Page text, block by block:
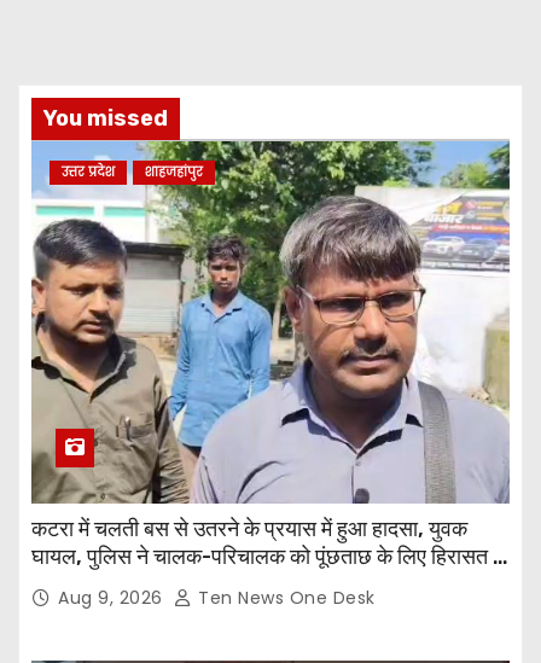
You missed
उत्तर प्रदेश शाहजहांपुर
कटरा में चलती बस से उतरने के प्रयास में हुआ हादसा, युवक
घायल, पुलिस ने चालक-परिचालक को पूंछताछ के लिए हिरासत में
लियाAug 9, 2026 Ten News One Desk